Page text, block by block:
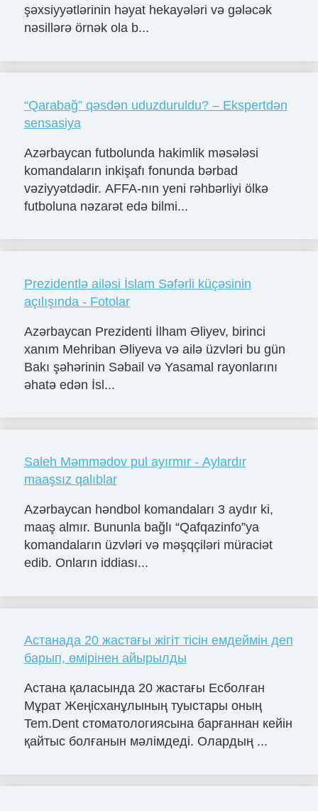
şəxsiyyətlərinin həyat hekayələri və gələcək
nəsillərə örnək ola b...
“Qarabağ” qəsdən uduzduruldu? – Ekspertdən
sensasiya
Azərbaycan futbolunda hakimlik məsələsi
komandaların inkişafı fonunda bərbad
vəziyyətdədir. AFFA-nın yeni rəhbərliyi ölkə
futboluna nəzarət edə bilmi...
Prezidentlə ailəsi İslam Səfərli küçəsinin
açılışında - Fotolar
Azərbaycan Prezidenti İlham Əliyev, birinci
xanım Mehriban Əliyeva və ailə üzvləri bu gün
Bakı şəhərinin Səbail və Yasamal rayonlarını
əhatə edən İsl...
Saleh Məmmədov pul ayırmır - Aylardır
maaşsız qalıblar
Azərbaycan həndbol komandaları 3 aydır ki,
maaş almır. Bununla bağlı “Qafqazinfo”ya
komandaların üzvləri və məşqçiləri müraciət
edib. Onların iddiası...
Астанада 20 жастағы жігіт тісін емдеймін деп
барып, өмірінен айырылды
Астана қаласында 20 жастағы Есболған
Мұрат Жеңісханұлының туыстары оның
Tem.Dent стоматологиясына барғаннан кейін
қайтыс болғанын мәлімдеді. Олардың ...